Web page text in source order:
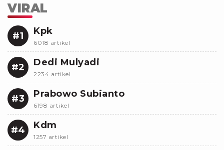
VIRAL
#1 Kpk
6018 artikel
#2 Dedi Mulyadi
2234 artikel
#3 Prabowo Subianto
6198 artikel
#4 Kdm
1257 artikel